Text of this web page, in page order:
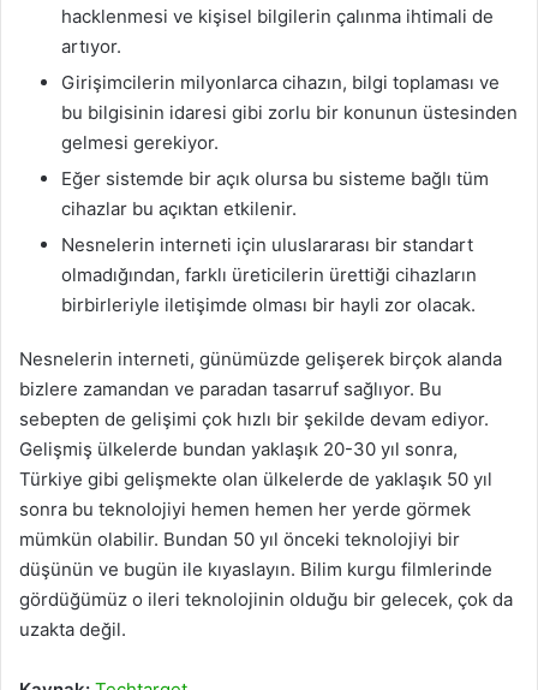
hacklenmesi ve kişisel bilgilerin çalınma ihtimali de
artıyor.
Girişimcilerin milyonlarca cihazın, bilgi toplaması ve
bu bilgisinin idaresi gibi zorlu bir konunun üstesinden
gelmesi gerekiyor.
Eğer sistemde bir açık olursa bu sisteme bağlı tüm
cihazlar bu açıktan etkilenir.
Nesnelerin interneti için uluslararası bir standart
olmadığından, farklı üreticilerin ürettiği cihazların
birbirleriyle iletişimde olması bir hayli zor olacak.
Nesnelerin interneti, günümüzde gelişerek birçok alanda
bizlere zamandan ve paradan tasarruf sağlıyor. Bu
sebepten de gelişimi çok hızlı bir şekilde devam ediyor.
Gelişmiş ülkelerde bundan yaklaşık 20-30 yıl sonra,
Türkiye gibi gelişmekte olan ülkelerde de yaklaşık 50 yıl
sonra bu teknolojiyi hemen hemen her yerde görmek
mümkün olabilir. Bundan 50 yıl önceki teknolojiyi bir
düşünün ve bugün ile kıyaslayın. Bilim kurgu filmlerinde
gördüğümüz o ileri teknolojinin olduğu bir gelecek, çok da
uzakta değil.